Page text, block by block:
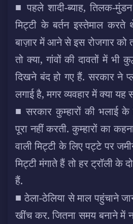
■ पहले शादी-ब्याह, तिलक-
मिट्टी के बर्तन इस्तेमाल करते
बाज़ार में आने से इस रोजगार को
तो क्या, गांवों की दावतों में भी
दिखने बंद हो गए हैं. सरकार ने
लगाई है, मगर व्यवहार में क्या
■ सरकार कुम्हारों की भलाई
पूरा नहीं करती. कुम्हारों का
वाली मिट्टी के लिए पट्टे पर
मिट्टी मंगाते हैं तो हर ट्रॉली के
हैं.
■ ठेला-ठेलिया से माल पहुंचाने
खींच कर. जितना समय बनाने में